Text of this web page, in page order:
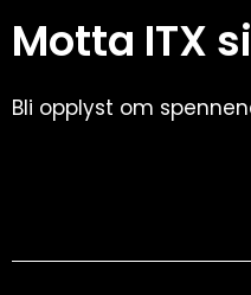
Motta ITX
Bli opplyst om